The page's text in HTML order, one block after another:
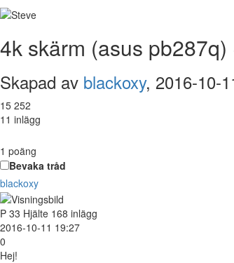
4k skärm (asus
Skapad av blackoxy, 2016-10-
15 252
11 inlägg
1 poäng
Bevaka tråd
blackoxy
P 33 Hjälte 168 inlägg
2016-10-11 19:27
0
Hej!